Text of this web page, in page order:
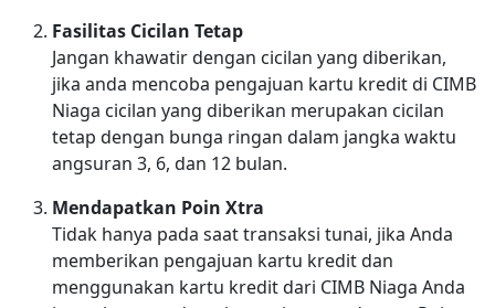
Fasilitas Cicilan Tetap
Jangan khawatir dengan cicilan yang diberikan,
jika anda mencoba pengajuan kartu kredit di CIMB
Niaga cicilan yang diberikan merupakan cicilan
tetap dengan bunga ringan dalam jangka waktu
angsuran 3, 6, dan 12 bulan.
Mendapatkan Poin Xtra
Tidak hanya pada saat transaksi tunai, jika Anda
memberikan pengajuan kartu kredit dan
menggunakan kartu kredit dari CIMB Niaga Anda